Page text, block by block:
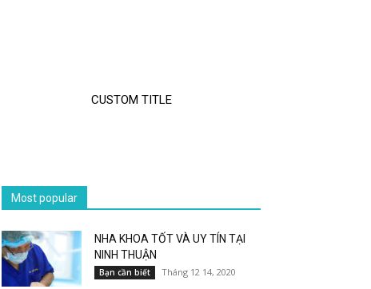
CUSTOM TITLE
Most popular
NHA KHOA TỐT VÀ UY TÍN TẠI
NINH THUẬN
Bạn cần biết Tháng 12 14, 2020